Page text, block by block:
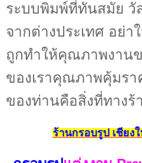
ระบบพิมพ์ที่ทันสมัย วั
จากต่างประเทศ อย่า
ถูกทำให้คุณภาพงาน
ของเราคุณภาพคุ้มรา
ของท่านคือสิ่งที่ทางร้
ร้านกรอบรูป เชียงใ